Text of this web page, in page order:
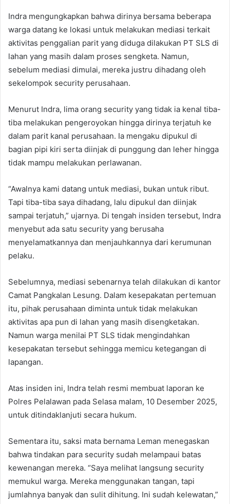
Indra mengungkapkan bahwa dirinya bersama beberapa
warga datang ke lokasi untuk melakukan mediasi terkait
aktivitas penggalian parit yang diduga dilakukan PT SLS di
lahan yang masih dalam proses sengketa. Namun,
sebelum mediasi dimulai, mereka justru dihadang oleh
sekelompok security perusahaan.
Menurut Indra, lima orang security yang tidak ia kenal tiba-
tiba melakukan pengeroyokan hingga dirinya terjatuh ke
dalam parit kanal perusahaan. Ia mengaku dipukul di
bagian pipi kiri serta diinjak di punggung dan leher hingga
tidak mampu melakukan perlawanan.
“Awalnya kami datang untuk mediasi, bukan untuk ribut.
Tapi tiba-tiba saya dihadang, lalu dipukul dan diinjak
sampai terjatuh,” ujarnya. Di tengah insiden tersebut, Indra
menyebut ada satu security yang berusaha
menyelamatkannya dan menjauhkannya dari kerumunan
pelaku.
Sebelumnya, mediasi sebenarnya telah dilakukan di kantor
Camat Pangkalan Lesung. Dalam kesepakatan pertemuan
itu, pihak perusahaan diminta untuk tidak melakukan
aktivitas apa pun di lahan yang masih disengketakan.
Namun warga menilai PT SLS tidak mengindahkan
kesepakatan tersebut sehingga memicu ketegangan di
lapangan.
Atas insiden ini, Indra telah resmi membuat laporan ke
Polres Pelalawan pada Selasa malam, 10 Desember 2025,
untuk ditindaklanjuti secara hukum.
Sementara itu, saksi mata bernama Leman menegaskan
bahwa tindakan para security sudah melampaui batas
kewenangan mereka. “Saya melihat langsung security
memukul warga. Mereka menggunakan tangan, tapi
jumlahnya banyak dan sulit dihitung. Ini sudah kelewatan,”